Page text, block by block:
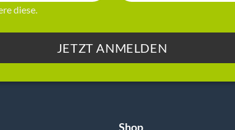
diese.
Shop